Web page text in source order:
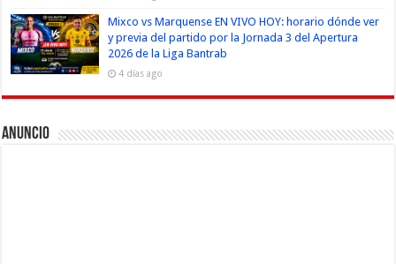
Mixco vs Marquense EN VIVO HOY: horario dónde ver
y previa del partido por la Jornada 3 del Apertura
2026 de la Liga Bantrab
4 días ago
Anuncio